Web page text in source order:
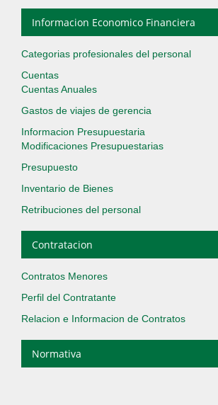
Informacion Economico Financiera
Categorias profesionales del personal
Cuentas
Cuentas Anuales
Gastos de viajes de gerencia
Informacion Presupuestaria
Modificaciones Presupuestarias
Presupuesto
Inventario de Bienes
Retribuciones del personal
Contratacion
Contratos Menores
Perfil del Contratante
Relacion e Informacion de Contratos
Normativa